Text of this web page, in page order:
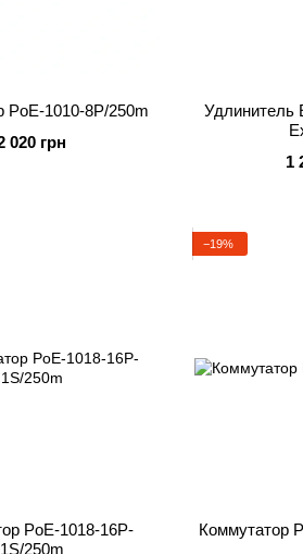
PoE-1010-8P/250m
020 грн
Удлинитель
1
PoE-1018-16P-
1S/250m
−19%
Коммутатор